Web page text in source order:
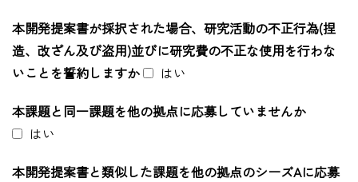
本開発提案書が採択された場合、研究活動の不正行為(捏
造、改ざん及び盗用)並びに研究費の不正な使用を行わな
いことを誓約しますか
はい
本課題と同一課題を他の拠点に応募していませんか
はい
本開発提案書と類似した課題を他の拠点のシーズAに応募